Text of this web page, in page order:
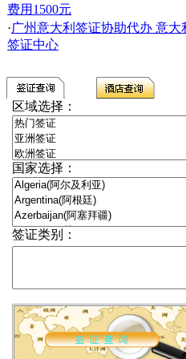
费用1500元
·广州意大利签证协助代办 意大
签证中心
区域选择：
国家选择：
签证类别：